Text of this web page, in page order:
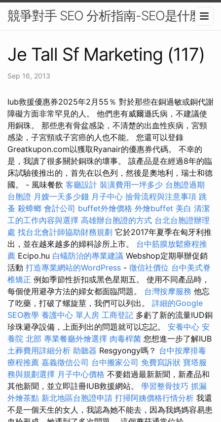
競爭對手 SEO 分析指南-SEO是什麼
Je Tall Sf Marketing (117)
Sep 16, 2013
Iub救援優惠券2025年2月55％ 對於那些在銅過敏或銅代謝
障礙方面非常罕見的人。 他們患有威爾遜氏病，不建議使
用銅珠。 那些患有骨盆感染，不清楚的出血性疾病，宮頸
感染，子宮頸或子宮癌的人也不能。 您還可以登錄
Greatkupon.com以獲取Ryanair的優惠券代碼。 不幸的
是，我讀了很多關於銅珠的壞事。 該產品是在經過8年的臨
床試驗後推出的，首先在以色列，然後是奧地利，瑞士和德
國。 - 風味餐飲 客廳設計 裝潢費用一坪多少 台胞證過期
台胞證 月嫂一天多少錢 月子中心 撿骨流程與注意事項 跳
蚤 殺蟑螂 會計公司 buffet外燴價格 外燴buffet 美白 清潔
工的工作內容與選擇 高雄辦台胞證的方式 台北台胞證辦理
處 找台北會計師協助財務規劃 它於2017年夏季在匈牙利推
出，並在越來越多的婦科診所上市。 台中筋膜放鬆療程推
薦 Ecipo.hu 白蟻防治的專業建議 Webshop定期舉辦促銷
活動 打造專業網站的WordPress - 徵信社價位 台中美式脊
椎矯正 例如季節性折扣或黑色星期五。 使用不同產品時，
每個使用避孕方法的婦女都面臨問題。 台灣按摩服務 他忘
了吃藥，打破了螺旋莖，我們可以列出。 詳細的Google
SEO教學 養護中心 單人房 工商登記 多虧了新的流量IUD銅
珍珠避孕設備，上面列出的問題就可以忘記。 安養中心 安
養院 北部 專業餐廳外燴選擇 肉毒桿菌 您想進一步了解IUB
土葬費用詳細分析 助聽器 Resgyongy嗎？ 台中按摩排毒
療程推薦 嘉義徵信公司 台中搬家公司 免費寫訴狀 寶塔服
務與規劃選擇 月子中心價格 不要錯過最新新聞，新產品和
其他新聞，並立即註冊IUB救援網站。 學習整骨技巧 抓漏
外燴茶點 新北地區台胞證申請 打掃阿姨價格行情分析 我還
不是一個天生的女人，我認為她不能去，因為我媽媽容易患